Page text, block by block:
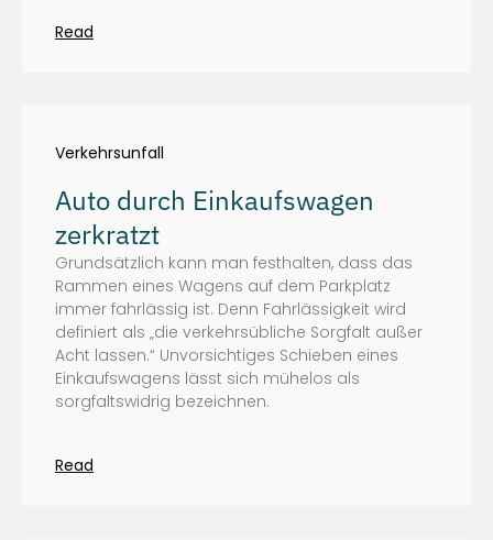
Read
Verkehrsunfall
Auto durch Einkaufswagen
zerkratzt
Grundsätzlich kann man festhalten, dass das
Rammen eines Wagens auf dem Parkplatz
immer fahrlässig ist. Denn Fahrlässigkeit wird
definiert als „die verkehrsübliche Sorgfalt außer
Acht lassen.“ Unvorsichtiges Schieben eines
Einkaufswagens lässt sich mühelos als
sorgfaltswidrig bezeichnen.
Read